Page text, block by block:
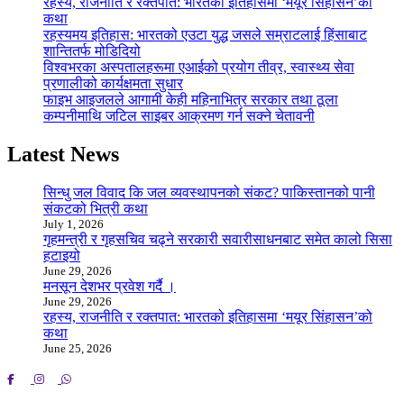
कथा
रहस्यमय इतिहास: भारतको एउटा युद्ध जसले सम्राटलाई हिंसाबाट
शान्तितर्फ मोडिदियो
विश्वभरका अस्पतालहरूमा एआईको प्रयोग तीव्र, स्वास्थ्य सेवा
प्रणालीको कार्यक्षमता सुधार
फाइभ आइजलले आगामी केही महिनाभित्र सरकार तथा ठूला
कम्पनीमाथि जटिल साइबर आक्रमण गर्न सक्ने चेतावनी
Latest News
सिन्धु जल विवाद कि जल व्यवस्थापनको संकट? पाकिस्तानको पानी
संकटको भित्री कथा
July 1, 2026
गृहमन्त्री र गृहसचिव चढ्ने सरकारी सवारीसाधनबाट समेत कालो सिसा
हटाइयो
June 29, 2026
मनसून देशभर प्रवेश गर्दै ।
June 29, 2026
रहस्य, राजनीति र रक्तपात: भारतको इतिहासमा ‘मयूर सिंहासन’को
कथा
June 25, 2026